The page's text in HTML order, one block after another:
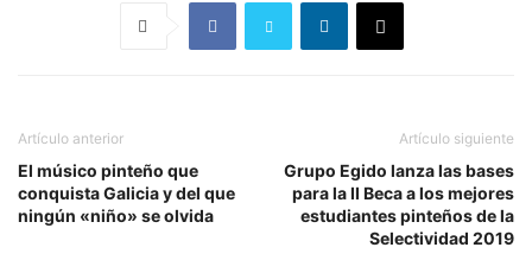
Artículo anterior
El músico pinteño que
conquista Galicia y del que
ningún «niño» se olvida
Artículo siguiente
Grupo Egido lanza las bases
para la II Beca a los mejores
estudiantes pinteños de la
Selectividad 2019